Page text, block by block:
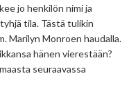
jo henkilön nimi ja
tila. Tästä tulikin
Marilyn Monroen haudalla.
hänen vierestään?
seuraavassa